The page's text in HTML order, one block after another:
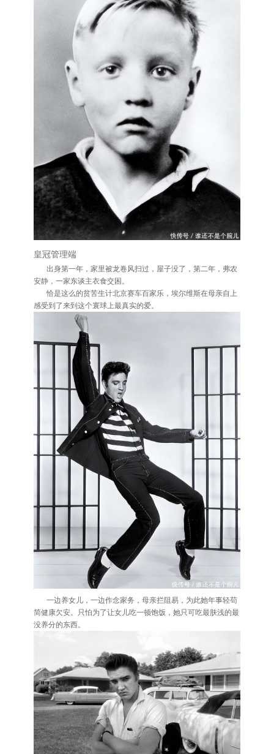
皇冠管理端
出身第一年，家里被龙卷风扫过，屋子没了，第二年，弗农
安静，一家东谈主衣食交困。
恰是这么的贫苦生计北京赛车百家乐，埃尔维斯在母亲自上
感受到了来到这个寰球上最真实的爱。
一边养女儿，一边作念家务，母亲拦阻易，为此她年事轻苟
简健康欠安。只怕为了让女儿吃一顿饱饭，她只可吃最肤浅的最
没养分的东西。